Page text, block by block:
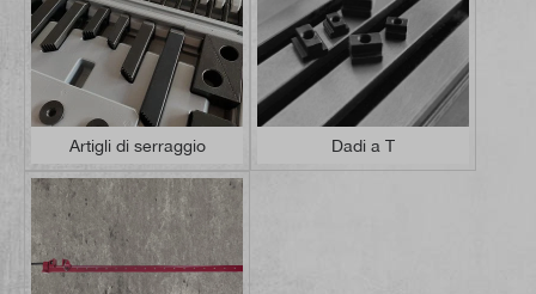
Artigli di serraggio Dadi a T